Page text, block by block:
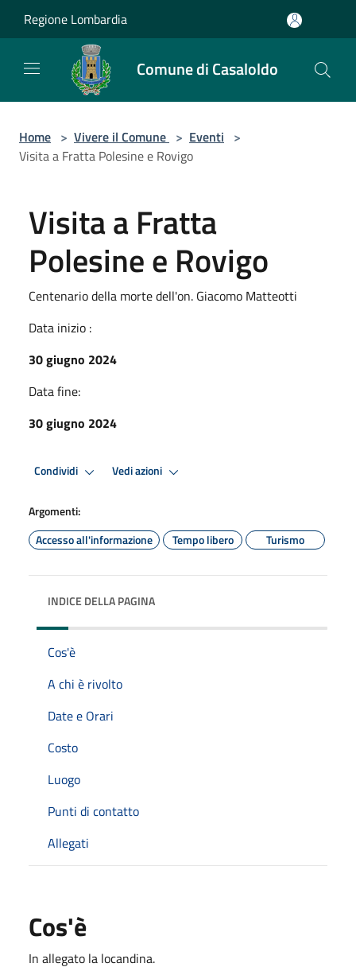
Regione Lombardia
Comune di Casaloldo
Home > Vivere il Comune > Eventi >
Visita a Fratta Polesine e Rovigo
Visita a Fratta
Polesine e Rovigo
Centenario della morte dell'on. Giacomo Matteotti
Data inizio :
30 giugno 2024
Data fine:
30 giugno 2024
Condividi Vedi azioni
Argomenti:
Accesso all'informazione
Tempo libero Turismo
INDICE DELLA PAGINA
Cos'è
A chi è rivolto
Date e Orari
Costo
Luogo
Punti di contatto
Allegati
Cos'è
In allegato la locandina.